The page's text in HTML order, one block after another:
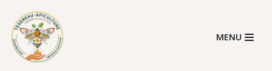
Skip
to
content
MENU